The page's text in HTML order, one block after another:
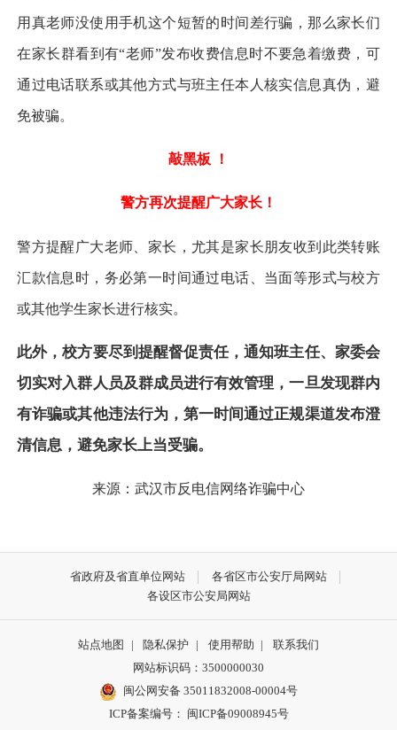
用真老师没使用手机这个短暂的时间差行骗，那么家长们
在家长群看到有“老师”发布收费信息时不要急着缴费，可
通过电话联系或其他方式与班主任本人核实信息真伪，避
免被骗。
敲黑板 ！
警方再次提醒广大家长！
警方提醒广大老师、家长，尤其是家长朋友收到此类转账
汇款信息时，务必第一时间通过电话、当面等形式与校方
或其他学生家长进行核实。
此外，校方要尽到提醒督促责任，通知班主任、家委会
切实对入群人员及群成员进行有效管理，一旦发现群内
有诈骗或其他违法行为，第一时间通过正规渠道发布澄
清信息，避免家长上当受骗。
来源：武汉市反电信网络诈骗中心
省政府及省直单位网站
各省区市公安厅局网站
各设区市公安局网站
站点地图 | 隐私保护 | 使用帮助 |
联系我们
网站标识码：3500000030
闽公网安备 35011832008-00004号
ICP备案编号： 闽ICP备09008945号